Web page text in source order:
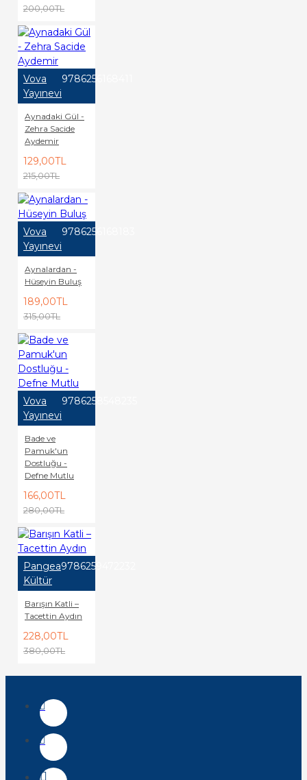
200,00TL
Vova
Yayınevi
9786256168411
Aynadaki Gül -
Zehra Sacide
Aydemir
129,00TL
215,00TL
Vova
Yayınevi
9786256168183
Aynalardan -
Hüseyin Buluş
189,00TL
315,00TL
Vova
Yayınevi
9786258548235
Bade ve
Pamuk'un
Dostluğu -
Defne Mutlu
166,00TL
280,00TL
Pangea
Kültür
9786259472232
Barışın Katli –
Tacettin Aydın
228,00TL
380,00TL